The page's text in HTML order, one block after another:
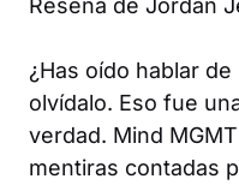
Reseña de Jordan
¿Has oído hablar de
olvídalo. Eso fue
verdad. Mind
mentiras contadas